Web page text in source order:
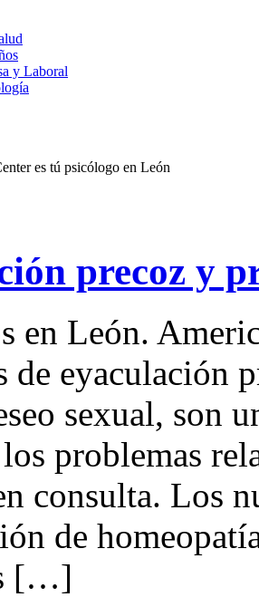
y Laboral
es tú psicólogo en León
precoz y
en León.
de eyaculación
sexual, son
problemas
consulta. Los
de
[…]